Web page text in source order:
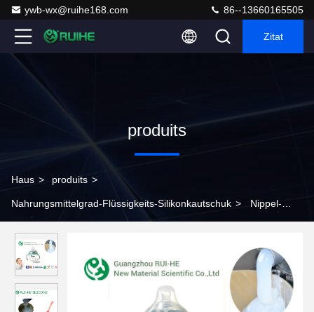
ywb-wx@ruihe168.com 86--13660165505
Zitat
produits
Haus > produits >
Nahrungsmittelgrad-Flüssigkeits-Silikonkautschuk > Nippel-
Transparenz 40